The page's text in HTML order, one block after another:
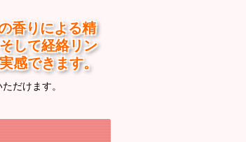
香りによる精
して経絡リン
感できます。
だけます。